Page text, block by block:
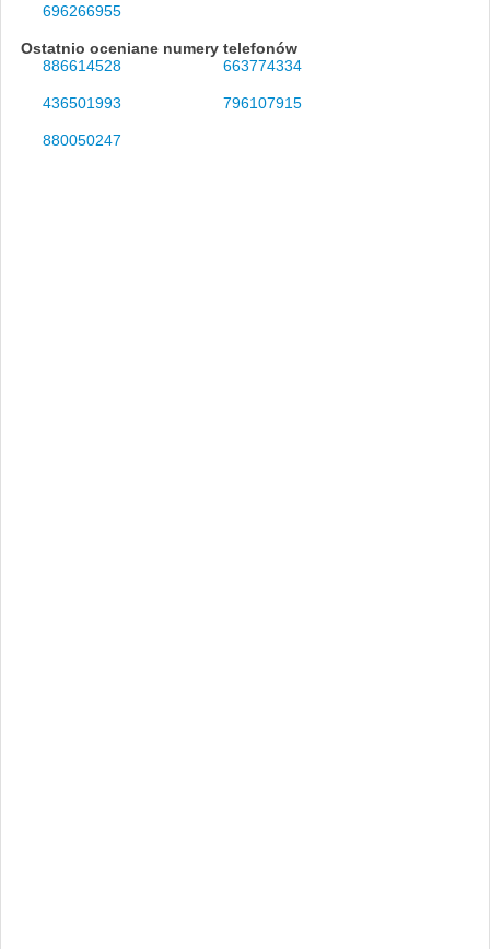
696266955
Ostatnio oceniane numery telefonów
886614528
663774334
436501993 796107915
880050247